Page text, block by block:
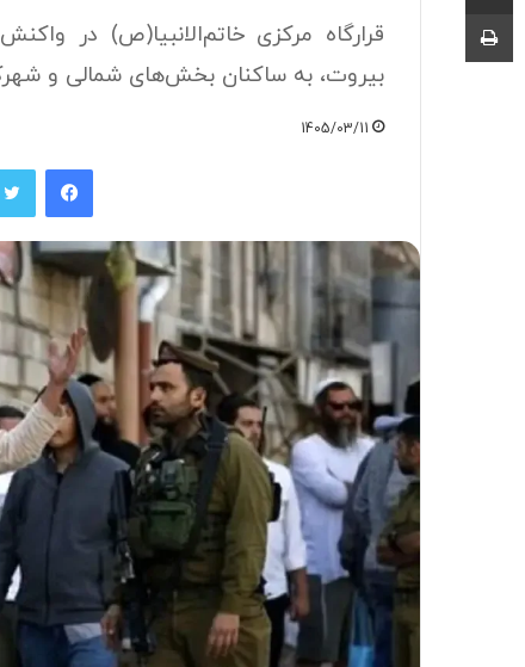
قرارگاه مرکزی خاتم‌الانبیا(ص) در
بیروت، به ساکنان بخش‌های شمالی و
1405/03/11
فیسبوک